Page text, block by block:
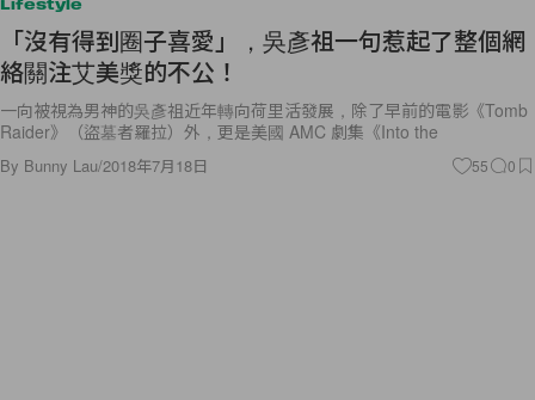
Lifestyle
「沒有得到圈子喜愛」，吳彥祖一句惹起了整個網
絡關注艾美獎的不公！
一向被視為男神的吳彥祖近年轉向荷里活發展，除了早前的電影《Tomb
Raider》（盜墓者羅拉）外，更是美國 AMC 劇集《Into the
By Bunny Lau/2018年7月18日 55 0